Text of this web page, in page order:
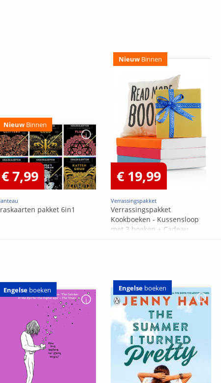
Nieuw Binnen
€ 7,99
pakket 6in1
Nieuw Binnen
€ 19,99
Verrassingspakket
Verrassingspakket
Kookboeken - Kussensloop
met 3 boeken + Cadeau
Engelse boeken Engelse boeken